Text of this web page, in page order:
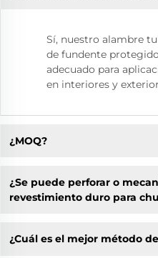
Sí, nuestro alambre
de fundente
adecuado para
en interiores y
¿MOQ?
¿Se puede perforar o
revestimiento duro para
¿Cuál es el mejor método